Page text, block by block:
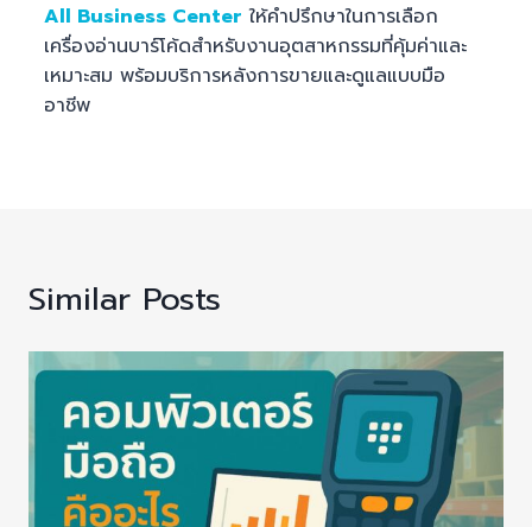
All Business Center ให้คำปรึกษาในการเลือก
เครื่องอ่านบาร์โค้ดสำหรับงานอุตสาหกรรมที่คุ้มค่าและ
เหมาะสม พร้อมบริการหลังการขายและดูแลแบบมือ
อาชีพ
Similar Posts